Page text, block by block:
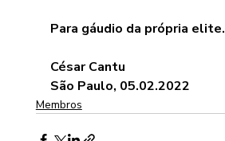
Para gáudio da própria elite.
César Cantu
São Paulo, 05.02.2022
Membros